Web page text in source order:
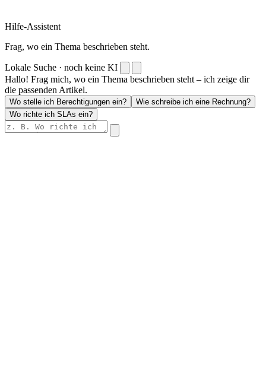
Hilfe-Assistent
Frag, wo ein Thema beschrieben steht.
Lokale Suche · noch keine KI
Hallo! Frag mich, wo ein Thema beschrieben steht – ich zeige dir
die passenden Artikel.
Wo stelle ich Berechtigungen ein?
Wie schreibe ich eine Rechnung?
Wo richte ich SLAs ein?